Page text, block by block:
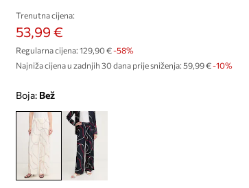
Trenutna cijena:
53,99 €
Regularna cijena: 129,90 €-58%
Najniža cijena u zadnjih 30 dana prije sniženja: 59,99 € -10%
Boja: bež